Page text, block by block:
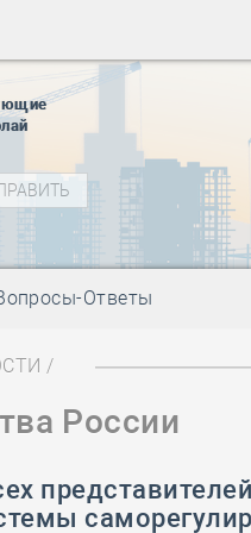
27 января
блокады
01 мая-
09 мая -
10 ноября
01 мая-
09 мая-
Ответы
/
России
представителей